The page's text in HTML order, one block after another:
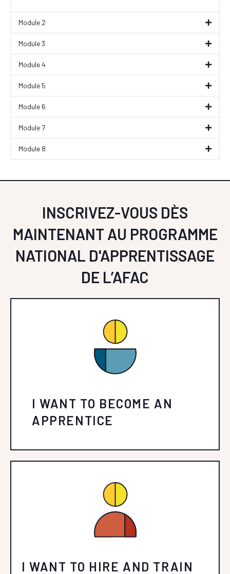
Module 2
Module 3
Module 4
Module 5
Module 6
Module 7
Module 8
INSCRIVEZ-VOUS DÈS
MAINTENANT AU PROGRAMME
NATIONAL D'APPRENTISSAGE
DE L’AFAC
I WANT TO BECOME AN
APPRENTICE
I WANT TO HIRE AND TRAIN